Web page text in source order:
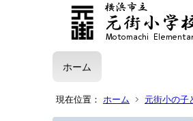
ホーム
現在位置： ホーム 元街小の子